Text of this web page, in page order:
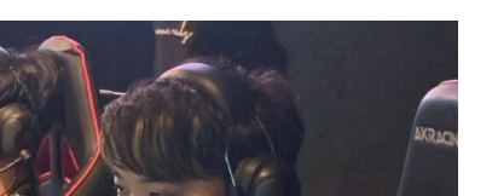
TEAM
EVENT 参加大会情報 ＞
SPONSOR スポンサー ＞